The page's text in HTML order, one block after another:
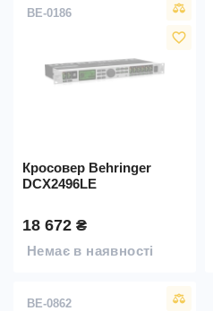
BE-0186
favorite_border
Кросовер Behringer
DCX2496LE
18 672 ₴
Немає в наявності
BE-0862